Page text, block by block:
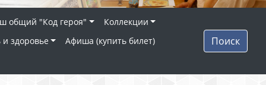
общий "Код героя"
Коллекции
и здоровье
Афиша (купить билет) Поиск